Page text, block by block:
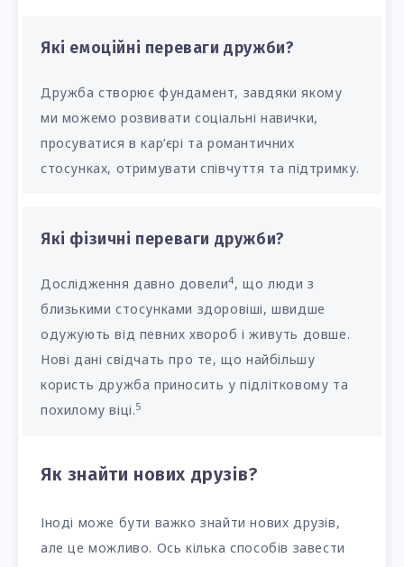
Які емоційні переваги дружби?
Дружба створює фундамент, завдяки якому
ми можемо розвивати соціальні навички,
просуватися в кар’єрі та романтичних
стосунках, отримувати співчуття та підтримку.
Які фізичні переваги дружби?
Дослідження давно довели4, що люди з
близькими стосунками здоровіші, швидше
одужують від певних хвороб і живуть довше.
Нові дані свідчать про те, що найбільшу
користь дружба приносить у підлітковому та
похилому віці.5
Як знайти нових друзів?
Іноді може бути важко знайти нових друзів,
але це можливо. Ось кілька способів завести